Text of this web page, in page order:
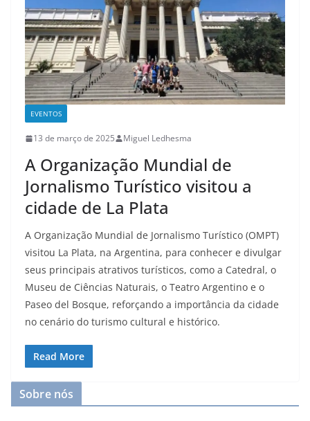
EVENTOS
13 de março de 2025 Miguel Ledhesma
A Organização Mundial de
Jornalismo Turístico visitou a
cidade de La Plata
A Organização Mundial de Jornalismo Turístico (OMPT)
visitou La Plata, na Argentina, para conhecer e divulgar
seus principais atrativos turísticos, como a Catedral, o
Museu de Ciências Naturais, o Teatro Argentino e o
Paseo del Bosque, reforçando a importância da cidade
no cenário do turismo cultural e histórico.
Read More
Sobre nós